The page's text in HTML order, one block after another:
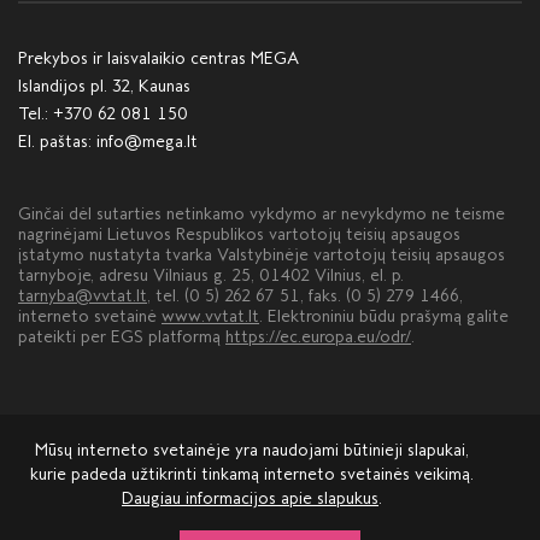
Prekybos ir laisvalaikio centras MEGA
Islandijos pl. 32, Kaunas
Tel.: +370 62 081 150
El. paštas: info@mega.lt
Ginčai dėl sutarties netinkamo vykdymo ar nevykdymo ne teisme
nagrinėjami Lietuvos Respublikos vartotojų teisių apsaugos
įstatymo nustatyta tvarka Valstybinėje vartotojų teisių apsaugos
tarnyboje, adresu Vilniaus g. 25, 01402 Vilnius, el. p.
tarnyba@vvtat.lt, tel. (0 5) 262 67 51, faks. (0 5) 279 1466,
interneto svetainė www.vvtat.lt. Elektroniniu būdu prašymą galite
pateikti per EGS platformą https://ec.europa.eu/odr/.
Apie MEGĄ Nuoma Reklama
Kontaktai
Atsiliepimai ir pasiūlymai
Mūsų interneto svetainėje yra naudojami būtinieji slapukai,
kurie padeda užtikrinti tinkamą interneto svetainės veikimą.
Daugiau informacijos apie slapukus.